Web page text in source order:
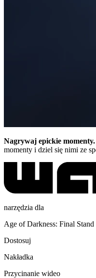
Nagrywaj epickie momenty.
momenty i dziel się nimi ze
narzędzia dla
Age of Darkness: Final Stand
Dostosuj
Nakładka
Przycinanie wideo